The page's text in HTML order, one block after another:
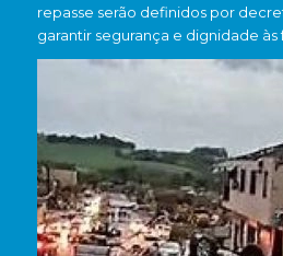
repasse serão definidos por
garantir segurança e dignidade às